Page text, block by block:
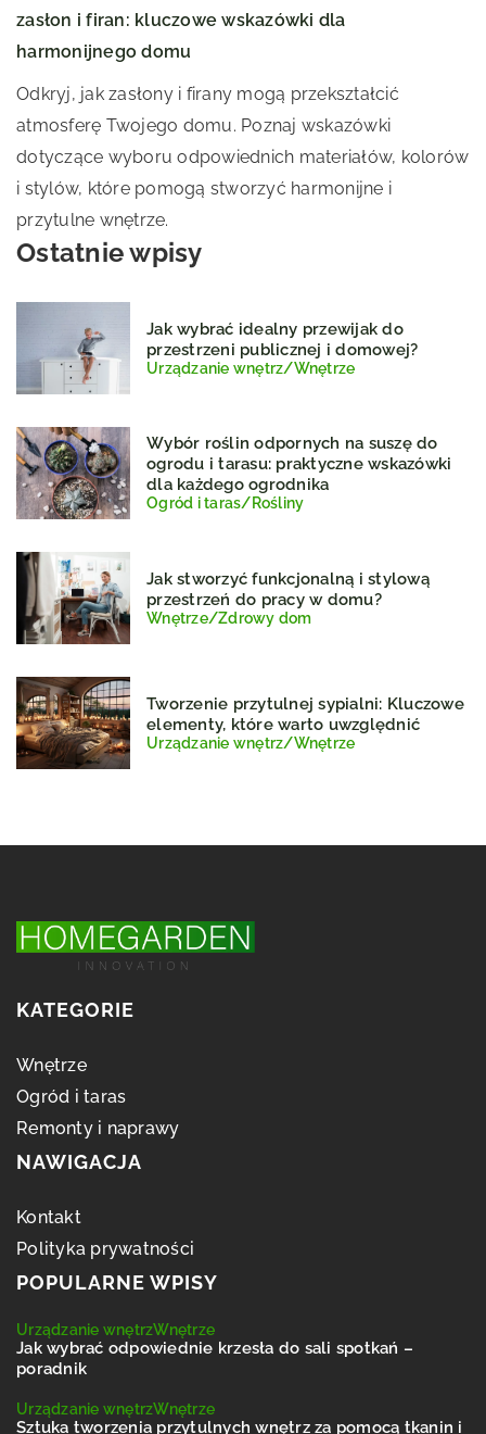
zasłon i firan: kluczowe wskazówki dla
harmonijnego domu
Odkryj, jak zasłony i firany mogą przekształcić
atmosferę Twojego domu. Poznaj wskazówki
dotyczące wyboru odpowiednich materiałów, kolorów
i stylów, które pomogą stworzyć harmonijne i
przytulne wnętrze.
Ostatnie wpisy
Jak wybrać idealny przewijak do
przestrzeni publicznej i domowej?
Urządzanie wnętrz/Wnętrze
Wybór roślin odpornych na suszę do
ogrodu i tarasu: praktyczne wskazówki
dla każdego ogrodnika
Ogród i taras/Rośliny
Jak stworzyć funkcjonalną i stylową
przestrzeń do pracy w domu?
Wnętrze/Zdrowy dom
Tworzenie przytulnej sypialni: Kluczowe
elementy, które warto uwzględnić
Urządzanie wnętrz/Wnętrze
KATEGORIE
Wnętrze
Ogród i taras
Remonty i naprawy
NAWIGACJA
Kontakt
Polityka prywatności
POPULARNE WPISY
Urządzanie wnętrzWnętrze
Jak wybrać odpowiednie krzesła do sali spotkań –
poradnik
Urządzanie wnętrzWnętrze
Sztuka tworzenia przytulnych wnętrz za pomocą tkanin i